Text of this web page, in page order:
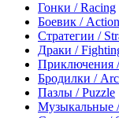
Гонки / Racing
Боевик / Action
Стратегии /
Драки /
Приключения
Бродилки /
Пазлы / Puzzle
Музыкальные